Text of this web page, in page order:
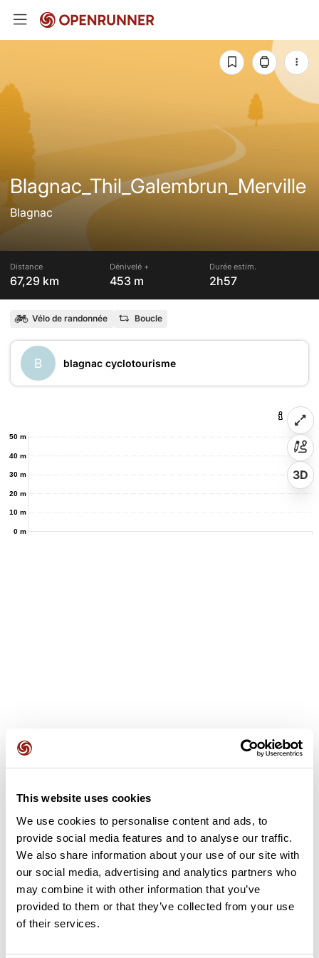
This website uses cookies
We use cookies to personalise content and ads, to
provide social media features and to analyse our traffic.
We also share information about your use of our site with
our social media, advertising and analytics partners who
may combine it with other information that you’ve
provided to them or that they’ve collected from your use
of their services.
Blagnac_Thil_Galembrun_Merville
Blagnac
Distance
67,29 km
Dénivelé +
453 m
Durée estim.
2h57
Vélo de randonnée Boucle
B blagnac cyclotourisme
0 m
10 m
20 m
30 m
40 m
50 m
3D
Ajouter un avis
Découvrez ce parcours de vélo de 67,3 km à proximité de